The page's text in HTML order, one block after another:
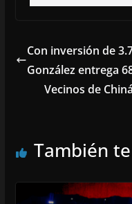
Con inversión de
González entrega
Vecinos de
También